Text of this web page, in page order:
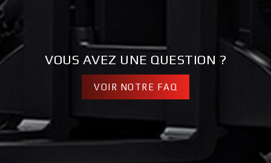
VOUS AVEZ UNE QUESTION ?
VOIR NOTRE FAQ